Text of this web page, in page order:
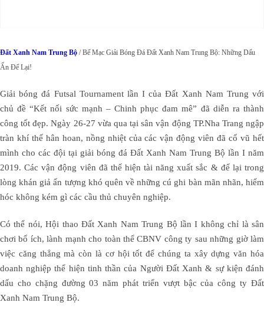
Đất Xanh Nam Trung Bộ / Bế Mạc Giải Bóng Đá Đất Xanh Nam Trung Bộ: Những Dấu
Ấn Để Lại!
Giải bóng đá Futsal Tournament lần I của Đất Xanh Nam Trung với
chủ đề “Kết nối sức mạnh – Chinh phục đam mê” đã diễn ra thành
công tốt đẹp. Ngày 26-27 vừa qua tại sân vận động TP.Nha Trang ngập
tràn khí thế hân hoan, nồng nhiệt của các vận động viên đã cổ vũ hết
mình cho các đội tại giải bóng đá Đất Xanh Nam Trung Bộ lần I năm
2019.Các vận động viên đã thể hiện tài năng xuất sắc & để lại trong
lòng khán giả ấn tượng khó quên về những cú ghi bàn mãn nhãn, hiểm
hóc không kém gì các cầu thủ chuyên nghiệp.
Có thể nói, Hội thao Đất Xanh Nam Trung Bộ lần I không chỉ là sân
chơi bổ ích, lành mạnh cho toàn thể CBNV công ty sau những giờ làm
việc căng thẳng mà còn là cơ hội tốt để chúng ta xây dựng văn hóa
doanh nghiệp thể hiện tinh thần của Người Đất Xanh & sự kiện đánh
dấu cho chặng đường 03 năm phát triển vượt bậc của công ty Đất
Xanh Nam Trung Bộ.